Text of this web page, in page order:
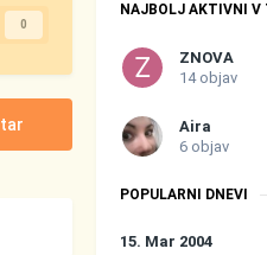
0
NAJBOLJ AKTIVNI V
ZNOVA
14 objav
Aira
6 objav
POPULARNI DNEVI
15. Mar 2004